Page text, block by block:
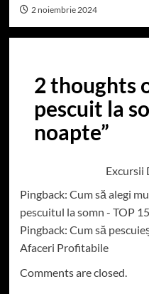
2 noiembrie 2024
2 thoughts
pescuit la
noapte”
Excursii
Pingback: Cum să alegi
pescuitul la somn - TOP 15
Pingback: Cum să
Afaceri Profitabile
Comments are closed.